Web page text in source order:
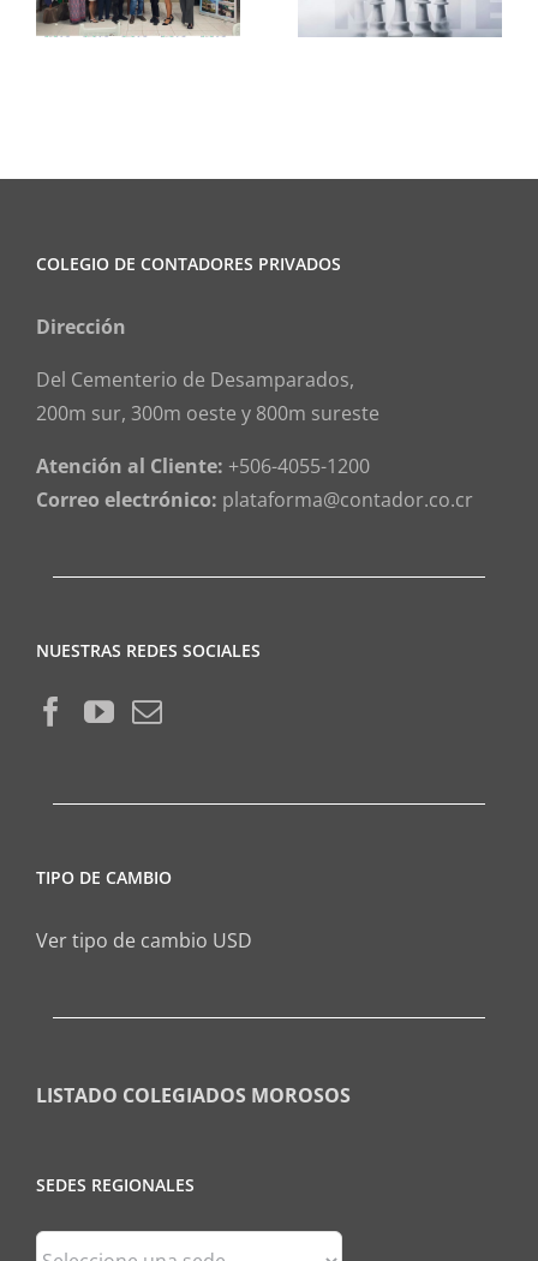
COLEGIO DE CONTADORES PRIVADOS
Dirección
Del Cementerio de Desamparados,
200m sur, 300m oeste y 800m sureste
Atención al Cliente: +506-4055-1200
Correo electrónico: plataforma@contador.co.cr
NUESTRAS REDES SOCIALES
TIPO DE CAMBIO
Ver tipo de cambio USD
LISTADO COLEGIADOS MOROSOS
SEDES REGIONALES
Sedes